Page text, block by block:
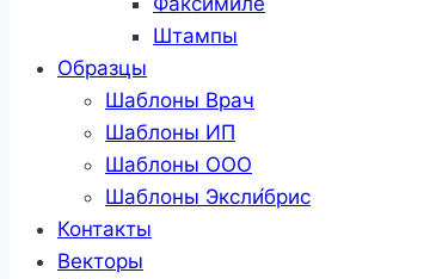
Штампы
Образцы
Шаблоны Врач
Шаблоны ИП
Шаблоны ООО
Шаблоны Эксли́брис
Контакты
Векторы